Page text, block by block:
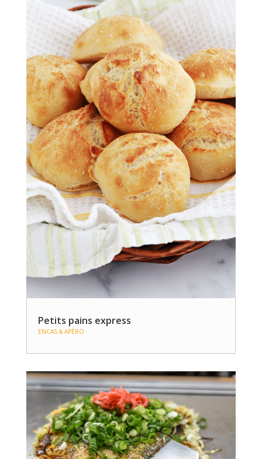
Petits pains express
ENCAS & APÉRO